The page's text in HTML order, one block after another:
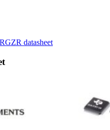
datasheet